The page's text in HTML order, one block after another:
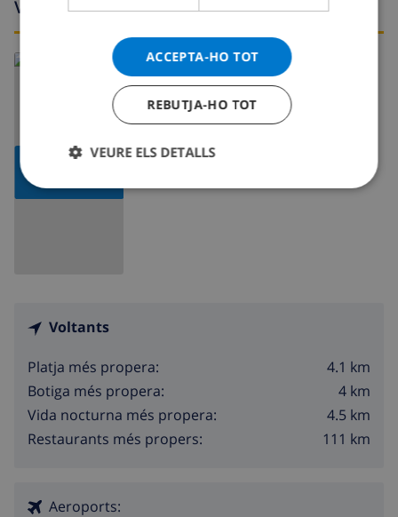
Voltants
MOSTRAR
Llegeix més:
Espanya >Costa Blanca >Calpe
Voltants
Platja més propera:
4.1 km
Botiga més propera:
4 km
Vida nocturna més propera:
4.5 km
Restaurants més propers:
111 km
Aeroports:
ACCEPTA-HO TOT
REBUTJA-HO TOT
VEURE ELS DETALLS